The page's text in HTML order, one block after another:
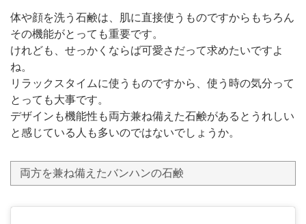
体や顔を洗う石鹸は、肌に直接使うものですからもちろん
その機能がとっても重要です。
けれども、せっかくならば可愛さだって求めたいですよ
ね。
リラックスタイムに使うものですから、使う時の気分って
とっても大事です。
デザインも機能性も両方兼ね備えた石鹸があるとうれしい
と感じている人も多いのではないでしょうか。
両方を兼ね備えたバンハンの石鹸